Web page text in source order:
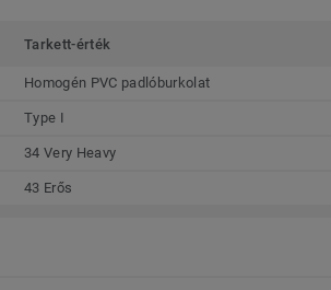
Tarkett-érték
Homogén PVC padlóburkolat
Type I
34 Very Heavy
43 Erős